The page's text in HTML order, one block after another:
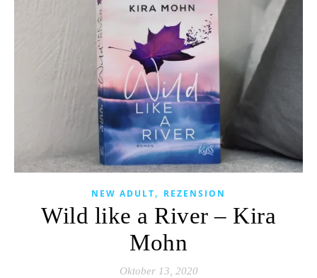
NEW ADULT, REZENSION
Wild like a River – Kira
Mohn
Oktober 13, 2020